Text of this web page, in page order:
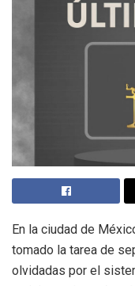
En la ciudad de
tomado la tarea de
olvidadas por el